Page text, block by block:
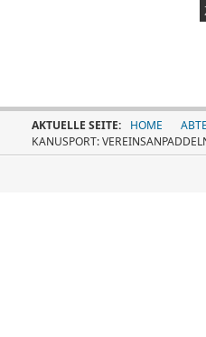
AKTUELLE SEITE: HOME
KANUSPORT: